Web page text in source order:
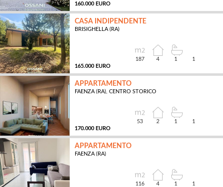
160.000 EURO
CASA INDIPENDENTE
BRISIGHELLA (RA)
165.000 EURO
187 4 1 1
APPARTAMENTO
FAENZA (RA), CENTRO STORICO
170.000 EURO
53 2 1 1
APPARTAMENTO
FAENZA (RA)
116 4 1 1